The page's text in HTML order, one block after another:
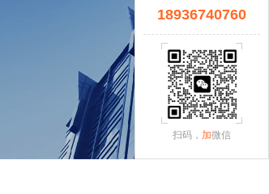
18936740760
扫码， 加微信